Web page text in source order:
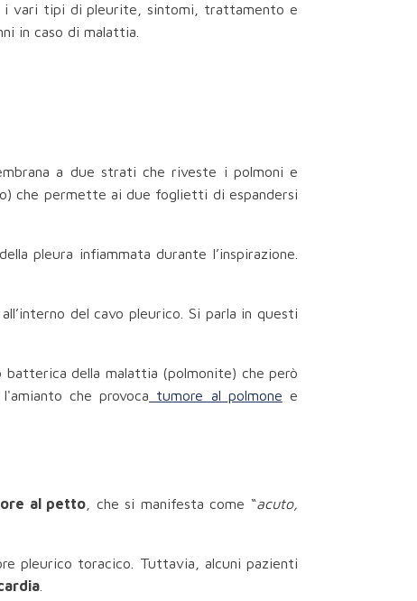
i vari tipi di pleurite, sintomi, trattamento e
in caso di malattia.
a due strati che riveste i polmoni e
che permette ai due foglietti di espandersi
pleura infiammata durante l’inspirazione.
del cavo pleurico. Si parla in questi
della malattia (polmonite) che però
che provoca tumore al polmone e
al petto , che si manifesta come “acuto,
pleurico toracico. Tuttavia, alcuni pazienti